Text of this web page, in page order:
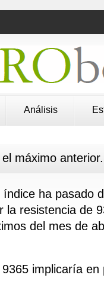
Análisis
máximo anterior.
ha pasado
la resistencia de
del mes de
implicaría